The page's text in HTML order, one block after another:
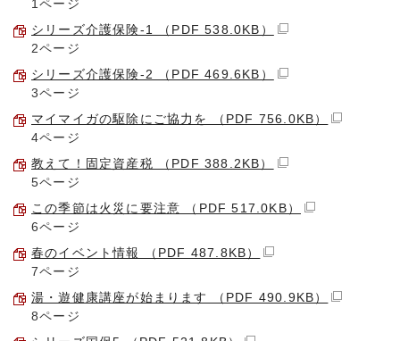
1ページ
シリーズ介護保険-1 （PDF 538.0KB）
2ページ
シリーズ介護保険-2 （PDF 469.6KB）
3ページ
マイマイガの駆除にご協力を （PDF 756.0KB）
4ページ
教えて！固定資産税 （PDF 388.2KB）
5ページ
この季節は火災に要注意 （PDF 517.0KB）
6ページ
春のイベント情報 （PDF 487.8KB）
7ページ
湯・遊健康講座が始まります （PDF 490.9KB）
8ページ